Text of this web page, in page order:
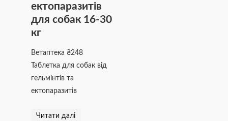
ектопаразитів
для собак 16-30
кг
Ветаптека₴248
Таблетка для собак від
гельмінтів та
ектопаразитів
Читати далі